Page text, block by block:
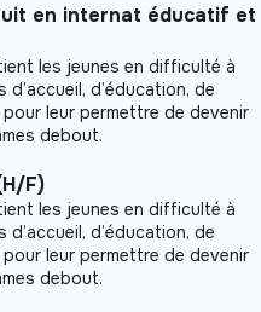
en internat éducatif et
les jeunes en difficulté à
d’éducation, de
leur permettre de devenir
debout.
F)
les jeunes en difficulté à
d’éducation, de
leur permettre de devenir
debout.